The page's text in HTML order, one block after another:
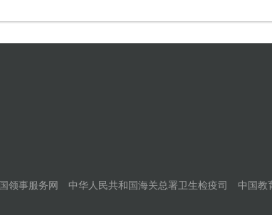
领事服务网 中华人民共和国海关总署卫生检疫司 中国教